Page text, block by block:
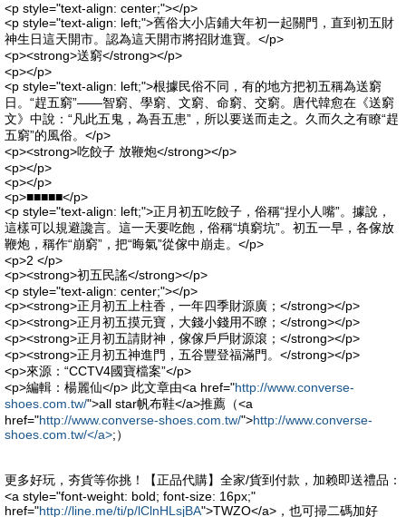
<p style="text-align: center;"></p>
<p style="text-align: left;">舊俗大小店鋪大年初一起關門，直到初五財
神生日這天開市。認為這天開市將招財進寶。</p>
<p><strong>送窮</strong></p>
<p></p>
<p style="text-align: left;">根據民俗不同，有的地方把初五稱為送窮
日。“趕五窮”——智窮、學窮、文窮、命窮、交窮。唐代韓愈在《送窮
文》中說：“凡此五鬼，為吾五患”，所以要送而走之。久而久之有瞭“趕
五窮”的風俗。</p>
<p><strong>吃餃子 放鞭炮</strong></p>
<p></p>
<p></p>
<p>■■■■■</p>
<p style="text-align: left;">正月初五吃餃子，俗稱“捏小人嘴”。據說，
這樣可以規避讒言。這一天要吃飽，俗稱“填窮坑”。初五一早，各傢放
鞭炮，稱作“崩窮”，把“晦氣”從傢中崩走。</p>
<p>2 </p>
<p><strong>初五民謠</strong></p>
<p style="text-align: center;"></p>
<p><strong>正月初五上柱香，一年四季財源廣；</strong></p>
<p><strong>正月初五摸元寶，大錢小錢用不瞭；</strong></p>
<p><strong>正月初五請財神，傢傢戶戶財源滾；</strong></p>
<p><strong>正月初五神進門，五谷豐登福滿門。</strong></p>
<p>來源：“CCTV4國寶檔案”</p>
<p>編輯：楊麗仙</p> 此文章由<a href="http://www.converse-
shoes.com.tw/">all star帆布鞋</a>推薦（<a
href="http://www.converse-shoes.com.tw/">http://www.converse-
shoes.com.tw/</a>;）
更多好玩，夯貨等你挑！【正品代購】全家/貨到付款，加赖即送禮品：
<a style="font-weight: bold; font-size: 16px;"
href="http://line.me/ti/p/lClnHLsjBA">TWZO</a>，也可掃二碼加好